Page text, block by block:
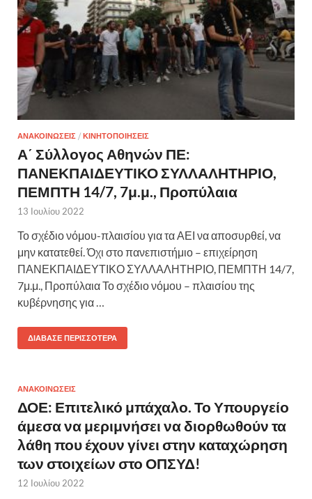
ΑΝΑΚΟΙΝΩΣΕΙΣ / ΚΙΝΗΤΟΠΟΙΗΣΕΙΣ
Α΄ Σύλλογος Αθηνών ΠΕ:
ΠΑΝΕΚΠΑΙΔΕΥΤΙΚΟ ΣΥΛΛΑΛΗΤΗΡΙΟ,
ΠΕΜΠΤΗ 14/7, 7μ.μ., Προπύλαια
13 Ιουλίου 2022
Το σχέδιο νόμου-πλαισίου για τα ΑΕΙ να αποσυρθεί, να
μην κατατεθεί. Όχι στο πανεπιστήμιο – επιχείρηση
ΠΑΝΕΚΠΑΙΔΕΥΤΙΚΟ ΣΥΛΛΑΛΗΤΗΡΙΟ, ΠΕΜΠΤΗ 14/7,
7μ.μ., Προπύλαια Το σχέδιο νόμου – πλαισίου της
κυβέρνησης για …
ΔΙΆΒΑΣΕ ΠΕΡΙΣΣΌΤΕΡΑ
ΑΝΑΚΟΙΝΩΣΕΙΣ
ΔΟΕ: Επιτελικό μπάχαλο. Το Υπουργείο
άμεσα να μεριμνήσει να διορθωθούν τα
λάθη που έχουν γίνει στην καταχώρηση
των στοιχείων στο ΟΠΣΥΔ!
12 Ιουλίου 2022